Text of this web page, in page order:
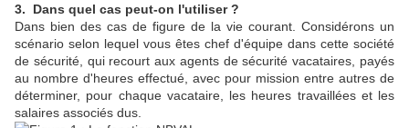
3. Dans quel cas peut-on l'utiliser ?
Dans bien des cas de figure de la vie courant. Considérons un
scénario selon lequel vous êtes chef d'équipe dans cette société
de sécurité, qui recourt aux agents de sécurité vacataires, payés
au nombre d'heures effectué, avec pour mission entre autres de
déterminer, pour chaque vacataire, les heures travaillées et les
salaires associés dus.